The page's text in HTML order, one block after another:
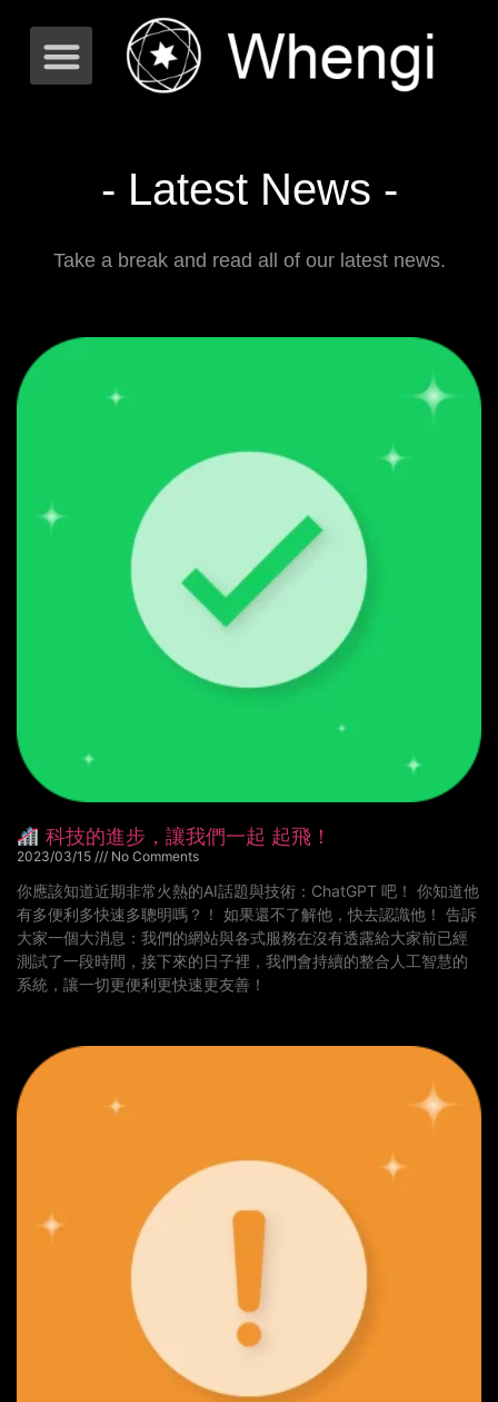
- Latest News -
Take a break and read all of our latest news.
科技的進步，讓我們一起 起飛！
2023/03/15 No Comments
你應該知道近期非常火熱的AI話題與技術：ChatGPT 吧！ 你知道他
有多便利多快速多聰明嗎？！ 如果還不了解他，快去認識他！ 告訴
大家一個大消息：我們的網站與各式服務在沒有透露給大家前已經
測試了一段時間，接下來的日子裡，我們會持續的整合人工智慧的
系統，讓一切更便利更快速更友善！